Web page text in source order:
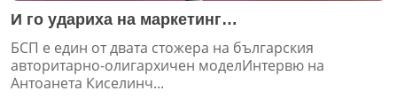
И го удариха на маркетинг…
БСП е един от двата стожера на българския
авторитарно-олигархичен моделИнтервю на
Антоанета Киселинч...